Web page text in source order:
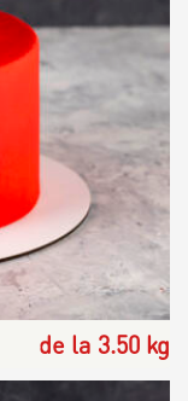
de la 3.50 kg